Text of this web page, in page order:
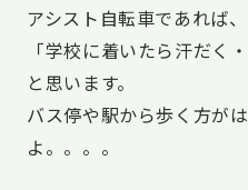
アシスト自転車であれば
「学校に着いたら汗だく
と思います。
バス停や駅から歩く方が
よ。。。。